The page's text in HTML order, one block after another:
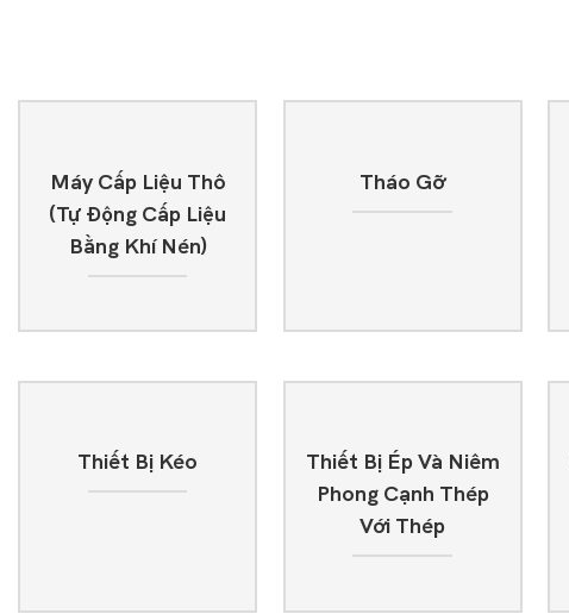
Máy Cấp Liệu Thô
(tự Động Cấp Liệu
Bằng Khí Nén)
Tháo Gỡ
Thiết Bị Kéo
Thiết Bị Ép Và Niêm
Phong Cạnh Thép
Với Thép